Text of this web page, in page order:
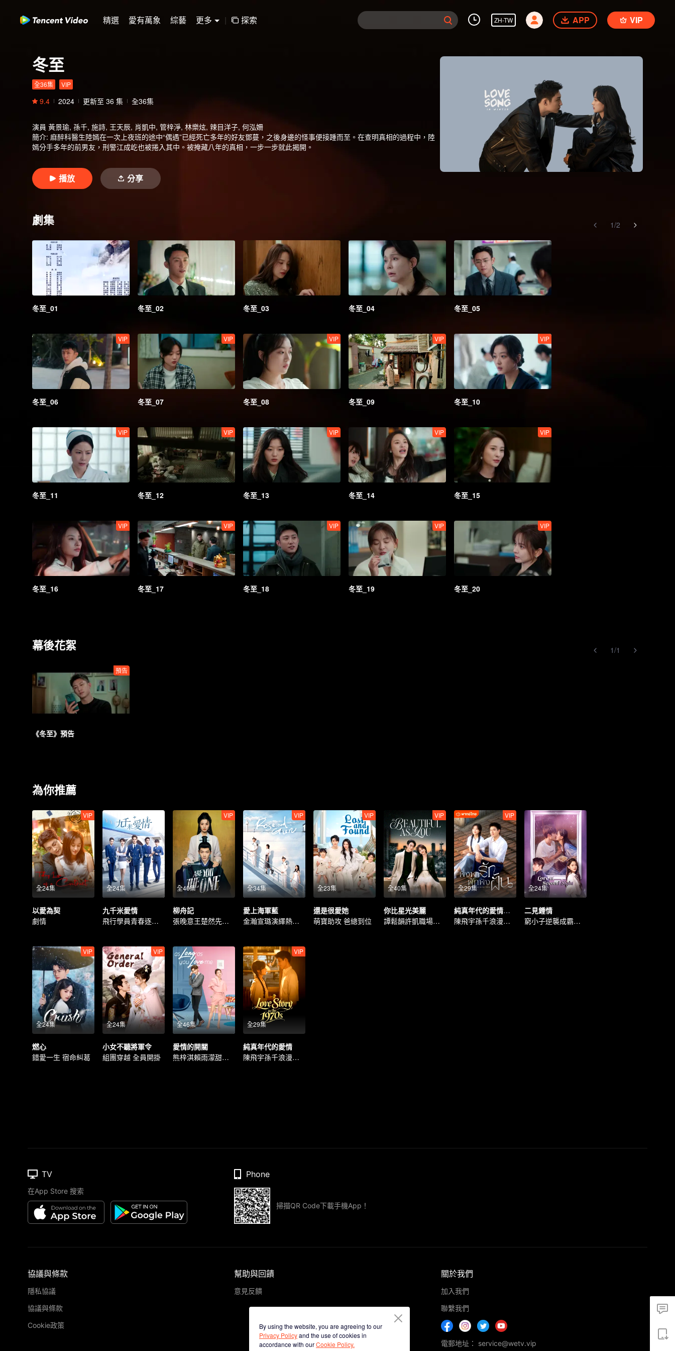
精選 愛有萬象 綜藝 更多 | 探索 ZH-TW APP VIP
冬至
全36集 VIP
9.4 2024 更新至 36 集 全36集
演員 黃景瑜, 孫千, 施詩, 王天辰, 肖凱中, 管梓淨, 林樂炫, 辣目洋子, 何泓姍
簡介: 麻醉科醫生陸嫣在一次上夜班的途中“偶遇”已經死亡多年的好友鄧蔓，之後身邊的怪事便接踵而至。在查明真相的過程中，陸
嫣分手多年的前男友，刑警江成屹也被捲入其中。被掩藏八年的真相，一步一步就此揭開。
播放 分享
劇集 1/2
冬至_01 冬至_02 冬至_03 冬至_04 冬至_05
VIP
冬至_06
VIP
冬至_07
VIP
冬至_08
VIP
冬至_09
VIP
冬至_10
VIP
冬至_11
VIP
冬至_12
VIP
冬至_13
VIP
冬至_14
VIP
冬至_15
VIP
冬至_16
VIP
冬至_17
VIP
冬至_18
VIP
冬至_19
VIP
冬至_20
幕後花絮 1/1
預告
《冬至》預告
為你推薦
全24集
VIP
以愛為契
劇情
全24集
九千米愛情
飛行學員青春逐夢之旅
全40集
VIP
柳舟記
張晚意王楚然先婚後愛
全34集
VIP
愛上海軍藍
金瀚宣璐演繹熱血軍戀
全23集
VIP
還是很愛她
萌寶助攻 爸總到位
全40集
VIP
你比星光美麗
譚鬆韻許凱職場聯手
全29集
VIP
純真年代的愛情（泰語版）
陳飛宇孫千浪漫純愛
全24集
二見鍾情
窮小子逆襲成霸總追初戀
全24集
VIP
燃心
錯愛一生 宿命糾葛
全24集
VIP
小女不聽將軍令
組團穿越 全員開掛
全46集
愛情的開關
熊梓淇賴雨濛甜愛青梅竹馬
全29集
VIP
純真年代的愛情
陳飛宇孫千浪漫純愛
By using the website, you are agreeing to our
Privacy Policyand the use of cookies in
accordance with ourCookie Policy.
TV
在App Store 搜索
Phone
掃描QR Code下載手機App！
協議與條款
隱私協議
協議與條款
Cookie政策
幫助與回饋
意見反饋
關於我們
加入我們
聯繫我們
電郵地址： service@wetv.vip